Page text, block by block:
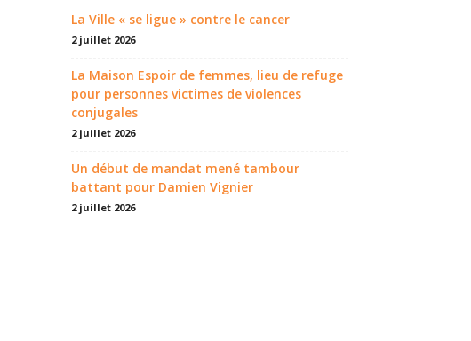
La Ville « se ligue » contre le cancer
2 juillet 2026
La Maison Espoir de femmes, lieu de refuge
pour personnes victimes de violences
conjugales
2 juillet 2026
Un début de mandat mené tambour
battant pour Damien Vignier
2 juillet 2026